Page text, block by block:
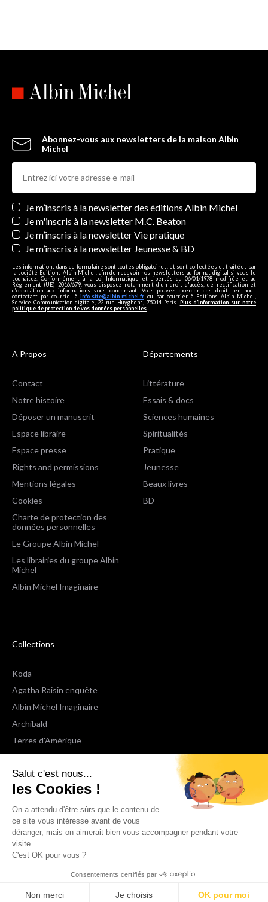
Salut c'est nous...
les Cookies !
On a attendu d'être sûrs que le contenu de
ce site vous intéresse avant de vous
déranger, mais on aimerait bien vous accompagner pendant votre
visite...
C'est OK pour vous ?
Consentements certifiés par
Non merci Je choisis OK pour moi
Abonnez-vous aux newsletters de la maison Albin
Michel
Newsletters
Je m’inscris à la newsletter des éditions Albin Michel
Je m'inscris à la newsletter M.C. Beaton
Je m’inscris à la newsletter Vie pratique
Je m’inscris à la newsletter Jeunesse & BD
Les informations dans ce formulaire sont toutes obligatoires, et sont collectées et traitées par
la société Editions Albin Michel, afin de recevoir nos newsletters au format digital si vous le
souhaitez. Conformément à la Loi Informatique et Libertés du 06/01/1978 modifiée et au
Règlement (UE) 2016/679, vous disposez notamment d'un droit d'accès, de rectification et
d’opposition aux informations vous concernant. Vous pouvez exercer ces droits en nous
contactant par courriel à info-site@albin-michel.fr ou par courrier à Editions Albin Michel,
Service Communication digitale, 22 rue Huyghens, 75014 Paris. Plus d’information sur notre
politique de protection de vos données personnelles
A Propos
Contact
Notre histoire
Déposer un manuscrit
Espace libraire
Espace presse
Rights and permissions
Mentions légales
Cookies
Charte de protection des
données personnelles
Le Groupe Albin Michel
Les librairies du groupe Albin
Michel
Albin Michel Imaginaire
Départements
Littérature
Essais & docs
Sciences humaines
Spiritualités
Pratique
Jeunesse
Beaux livres
BD
Collections
Koda
Agatha Raisin enquête
Albin Michel Imaginaire
Archibald
Terres d'Amérique
Espaces Libres Poche
NOX
Wiz
Voir toutes les collections
Nous suivre